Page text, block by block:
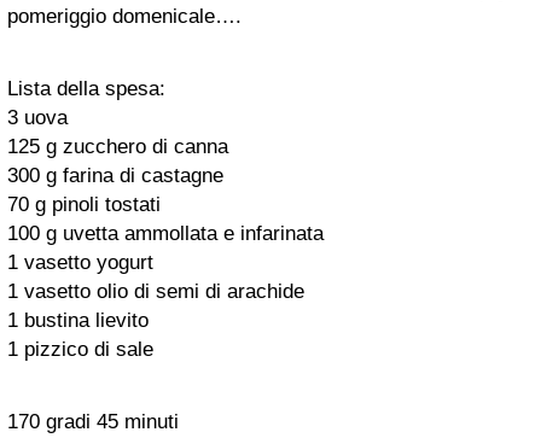
pomeriggio domenicale….
Lista della spesa:
3 uova
125 g zucchero di canna
300 g farina di castagne
70 g pinoli tostati
100 g uvetta ammollata e infarinata
1 vasetto yogurt
1 vasetto olio di semi di arachide
1 bustina lievito
1 pizzico di sale
170 gradi 45 minuti